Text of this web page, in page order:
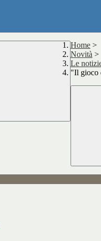
Home >
Novità >
Le
"Il gioco